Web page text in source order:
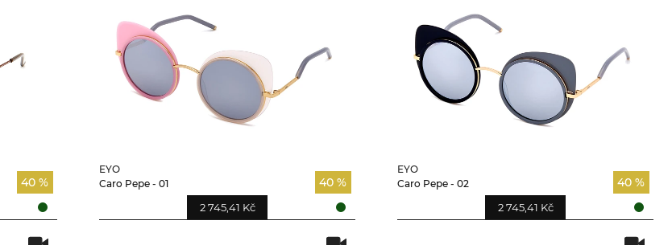
40 %
EYO
Caro Pepe - 01
40 %
2 745,41 Kč
EYO
Caro Pepe - 02
40 %
2 745,41 Kč